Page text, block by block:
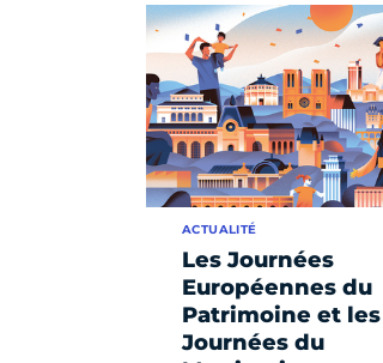
Les Journées
Européennes du
Patrimoine et les
Journées du
ACTUALITÉ